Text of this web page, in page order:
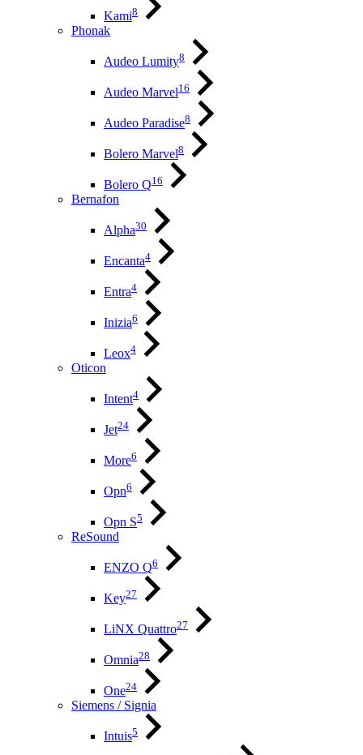
Kami8
Phonak
Audeo Lumity8
Audeo Marvel16
Audeo Paradise8
Bolero Marvel8
Bolero Q16
Bernafon
Alpha30
Encanta4
Entra4
Inizia6
Leox4
Oticon
Intent4
Jet24
More6
Opn6
Opn S5
ReSound
ENZO Q6
Key27
LiNX Quattro27
Omnia28
One24
Siemens / Signia
Intuis5